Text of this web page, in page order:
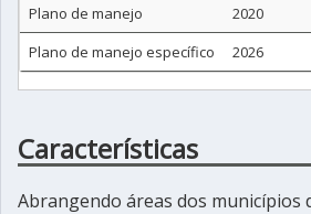
Plano de manejo
2020
Plano de manejo específico
2026
Características
Abrangendo áreas dos municípios